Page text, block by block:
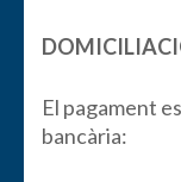
El pagament
bancària: